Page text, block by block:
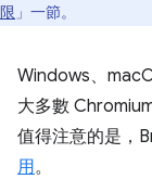
限 」一節。
Windows、
大多數
值得注意的是，
用。